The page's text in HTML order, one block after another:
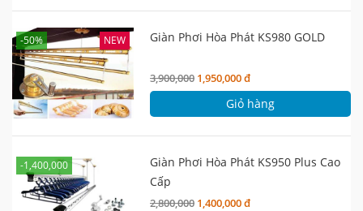
NEW
-50% Giàn Phơi Hòa Phát KS980 GOLD
3,900,000 1,950,000 đ
Giỏ hàng
-1,400,000
Giàn Phơi Hòa Phát KS950 Plus Cao
Cấp
2,800,000 1,400,000 đ